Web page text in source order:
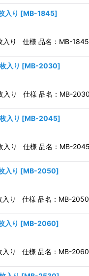
入り [MB-1845]
入り 仕様 品名：MB-
入り [MB-2030]
入り 仕様 品名：MB-
入り [MB-2045]
入り 仕様 品名：MB-
入り [MB-2050]
り 仕様 品名：MB-
入り [MB-2060]
り 仕様 品名：MB-